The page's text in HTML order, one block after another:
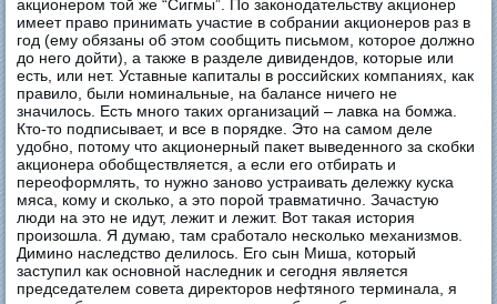
акционером той же “Сигмы”. По законодательству акционер
имеет право принимать участие в собрании акционеров раз в
год (ему обязаны об этом сообщить письмом, которое должно
до него дойти), а также в разделе дивидендов, которые или
есть, или нет. Уставные капиталы в российских компаниях, как
правило, были номинальные, на балансе ничего не
значилось. Есть много таких организаций – лавка на бомжа.
Кто-то подписывает, и все в порядке. Это на самом деле
удобно, потому что акционерный пакет выведенного за скобки
акционера обобществляется, а если его отбирать и
переоформлять, то нужно заново устраивать дележку куска
мяса, кому и сколько, а это порой травматично. Зачастую
люди на это не идут, лежит и лежит. Вот такая история
произошла. Я думаю, там сработало несколько механизмов.
Димино наследство делилось. Его сын Миша, который
заступил как основной наследник и сегодня является
председателем совета директоров нефтяного терминала, я